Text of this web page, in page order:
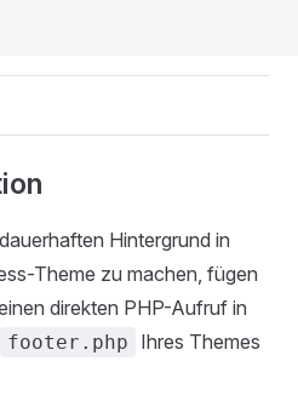
Hintergrund in
Theme zu machen, fügen
direkten PHP-Aufruf in
footer.php
Ihres Themes